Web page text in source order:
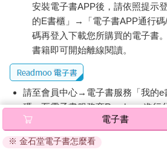
安裝電子書APP後，請依照提示
的E書櫃」→「電子書APP通行
碼再登入下載您所購買的電子書
書籍即可開始離線閱讀。
請至會員中心→電子書服務「我的e
碼』至電子書服務商Readmoo進行
退換貨須知：
因版權保護，您在金石堂所購買的
電子書
※ 金石堂電子書怎麼看